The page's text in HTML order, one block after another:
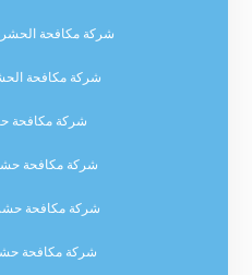
شركة مكافحة
شركة مكافحة
شركة مكافحة
شركة مكافحة
شركة مكافحة
شركة مكافحة